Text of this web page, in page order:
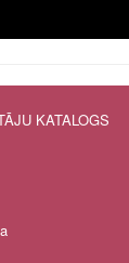
KATALOGS